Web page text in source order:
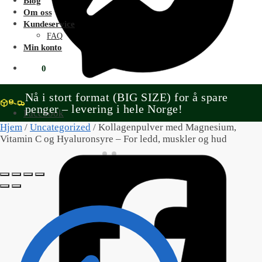
Facebook
Om oss
Kundeservice
FAQ
Min konto
0
Nå i stort format (BIG SIZE) for å spare
penger – levering i hele Norge!
Hjem / Uncategorized / Kollagenpulver med Magnesium,
Vitamin C og Hyaluronsyre – For ledd, muskler og hud